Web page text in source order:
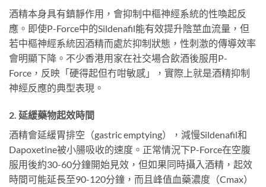
酒精本身具有鎮靜作用，會抑制中樞神經系統的性喚起反
應。即使P-Force中的Sildenafil能有效提升陰莖血流量，但
若中樞神經系統因酒精而處於抑制狀態，性刺激的傳導效率
會明顯下降。不少香港用家在社交場合飲酒後服用P-
Force，反映「硬得起但冇咁敏感」，實際上就是酒精抑制
神經反應的典型表現。
2. 延緩藥物起效時間
酒精會延緩胃排空（gastric emptying），減慢Sildenafil和
Dapoxetine被小腸吸收的速度。正常情況下P-Force在空腹
服用後約30-60分鐘開始見效，但如果同時攝入酒精，起效
時間可能延長至90-120分鐘，而且峰值血藥濃度（Cmax）